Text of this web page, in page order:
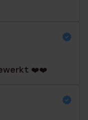
❤️❤️